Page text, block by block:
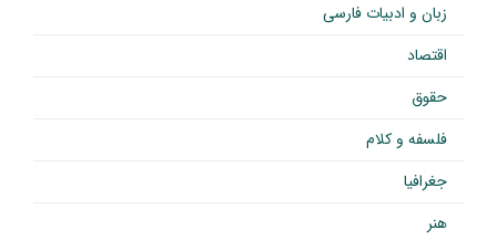
زبان و ادبیات فارسی
اقتصاد
حقوق
فلسفه و کلام
جغرافیا
هنر